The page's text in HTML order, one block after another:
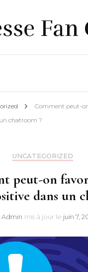
Fan
Comment peut-
chatroom ?
UNCATEGORIZED
peut-on
dans un
Admin mis à jour le juin 7,